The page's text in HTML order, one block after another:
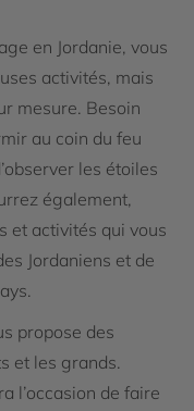
en Jordanie, vous
activités, mais
mesure. Besoin
au coin du feu
les étoiles
également,
et activités qui vous
Jordaniens et de
propose des
et les grands.
l’occasion de faire